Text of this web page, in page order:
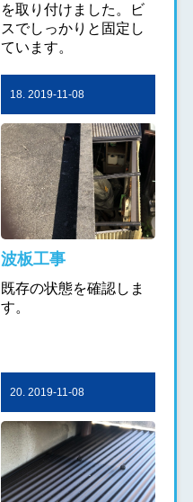
を取り付けました。ビ
スでしっかりと固定し
ています。
18. 2019-11-08
波板工事
既存の状態を確認しま
す。
20. 2019-11-08